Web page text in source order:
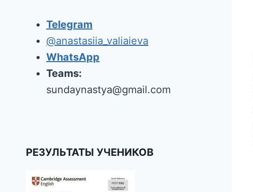
Telegram
@anastasiia_valiaieva
WhatsApp
Teams:
sundaynastya@gmail.com
РЕЗУЛЬТАТЫ УЧЕНИКОВ